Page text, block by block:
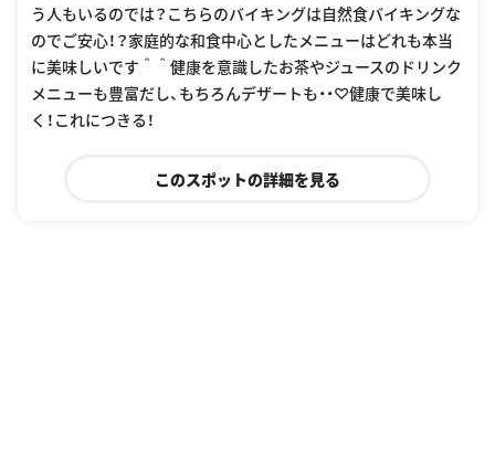
う人もいるのでは？こちらのバイキングは自然食バイキングな
のでご安心！？家庭的な和食中心としたメニューはどれも本当
に美味しいです＾＾健康を意識したお茶やジュースのドリンク
メニューも豊富だし、もちろんデザートも・・♡健康で美味し
く！これにつきる！
このスポットの詳細を見る